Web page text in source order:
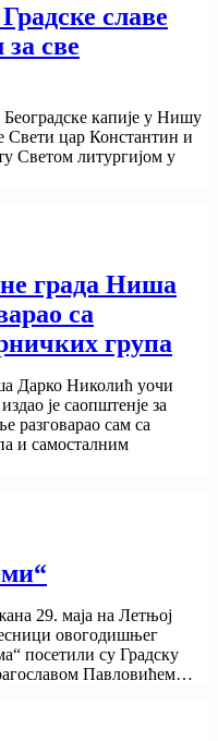
славе
све
капије у Нишу
Свети цар Константин и
Светом литургијом у
града Ниша
са
група
Дарко Николић уочи
је саопштенје за
разговарао сам са
и самосталним
29. маја на Летњој
овогодишњег
посетили су Градску
Павловићем…